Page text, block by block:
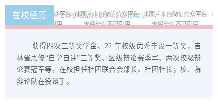
在校经历 EXPERIENCE IN SCHOOL
获得四次三等奖学金、22 年校级优秀毕设一等奖，吉
林省思修“自学自讲”三等奖、区级辩论赛季军、两次校级辩
论赛冠军等。在校担任社团联合会部长、社团社长，校、院
辩论队在役辩手。